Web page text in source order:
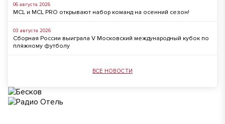
06 августа 2026
MCL и MCL PRO открывают набор команд на осенний сезон!
03 августа 2026
Сборная России выиграла V Московский международный кубок по
пляжному футболу
ВСЕ НОВОСТИ